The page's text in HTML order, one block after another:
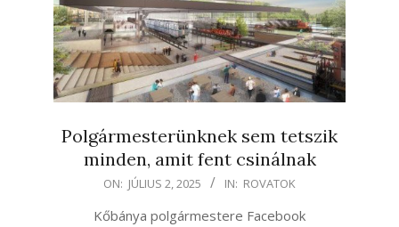
Polgármesterünknek sem tetszik
minden, amit fent csinálnak
ON: JÚLIUS 2, 2025 IN: ROVATOK
Kőbánya polgármestere Facebook